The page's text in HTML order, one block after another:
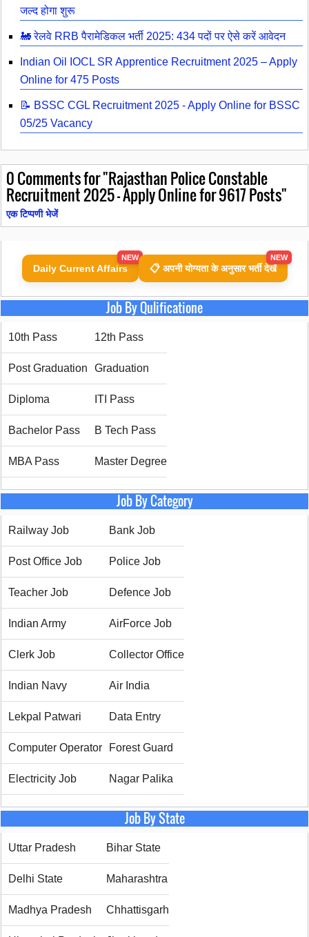
जल्द होगा शुरू
🚂 रेलवे RRB पैरामेडिकल भर्ती 2025: 434 पदों पर ऐसे करें आवेदन
Indian Oil IOCL SR Apprentice Recruitment 2025 – Apply
Online for 475 Posts
📝 BSSC CGL Recruitment 2025 - Apply Online for BSSC
05/25 Vacancy
0Comments for "Rajasthan Police Constable
Recruitment 2025 – Apply Online for 9617 Posts"
एक टिप्पणी भेजें
Daily Current Affairs
NEW
📋 अपनी योग्यता के अनुसार भर्ती देखें
NEW
Job By Qulificatione
10th Pass 12th Pass
Post Graduation Graduation
Diploma ITI Pass
Bachelor Pass B Tech Pass
MBA Pass Master Degree
Job By Category
Railway Job Bank Job
Post Office Job Police Job
Teacher Job Defence Job
Indian Army AirForce Job
Clerk Job Collector Office
Indian Navy Air India
Lekpal Patwari Data Entry
Computer Operator Forest Guard
Electricity Job Nagar Palika
Job By State
Uttar Pradesh Bihar State
Delhi State Maharashtra
Madhya Pradesh Chhattisgarh